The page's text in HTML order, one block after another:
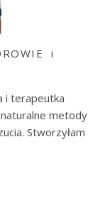
i
i terapeutka
metody
Stworzyłam